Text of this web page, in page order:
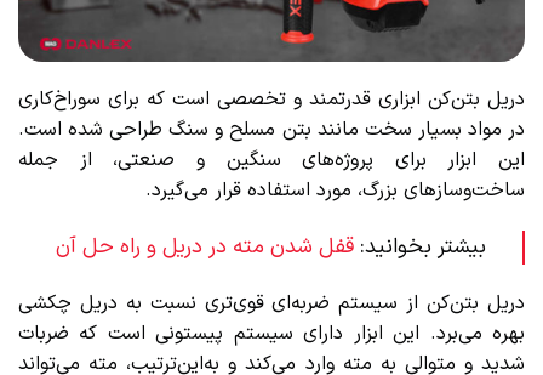
دریل بتن‌کن ابزاری قدرتمند و تخصصی است که برای سوراخ‌کاری
در مواد بسیار سخت مانند بتن مسلح و سنگ طراحی شده است.
این ابزار برای پروژه‌های سنگین و صنعتی، از جمله
ساخت‌وسازهای بزرگ، مورد استفاده قرار می‌گیرد.
بیشتر بخوانید: قفل شدن مته در دریل و راه حل آن
دریل بتن‌کن از سیستم ضربه‌ای قوی‌تری نسبت به دریل چکشی
بهره می‌برد. این ابزار دارای سیستم پیستونی است که ضربات
شدید و متوالی به مته وارد می‌کند و به‌این‌ترتیب، مته می‌تواند